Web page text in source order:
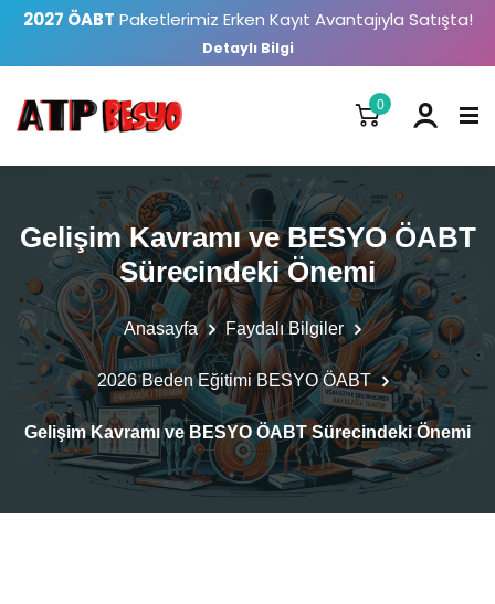
2027 ÖABT Paketlerimiz Erken Kayıt Avantajıyla Satışta!
Detaylı Bilgi
0
Gelişim Kavramı ve BESYO ÖABT
Sürecindeki Önemi
Anasayfa Faydalı Bilgiler
2026 Beden Eğitimi BESYO ÖABT
Gelişim Kavramı ve BESYO ÖABT Sürecindeki Önemi